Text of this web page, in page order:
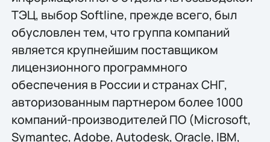
ТЭЦ, выбор Softline, прежде всего, был
обусловлен тем, что группа компаний
является крупнейшим поставщиком
лицензионного программного
обеспечения в России и странах СНГ,
авторизованным партнером более 1000
компаний-производителей ПО (Microsoft,
Symantec, Adobe, Autodesk, Oracle, IBM,